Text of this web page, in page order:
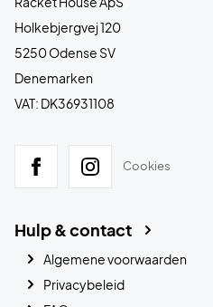
Holkebjergvej 120
5250 Odense SV
Denemarken
VAT: DK36931108
Cookies
Hulp & contact
Algemene voorwaarden
Privacybeleid